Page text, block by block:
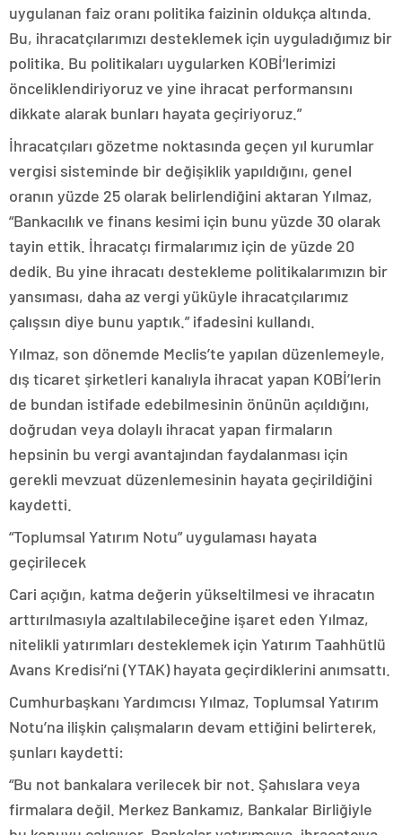
uygulanan faiz oranı politika faizinin oldukça altında.
Bu, ihracatçılarımızı desteklemek için uyguladığımız bir
politika. Bu politikaları uygularken KOBİ’lerimizi
önceliklendiriyoruz ve yine ihracat performansını
dikkate alarak bunları hayata geçiriyoruz.”
İhracatçıları gözetme noktasında geçen yıl kurumlar
vergisi sisteminde bir değişiklik yapıldığını, genel
oranın yüzde 25 olarak belirlendiğini aktaran Yılmaz,
“Bankacılık ve finans kesimi için bunu yüzde 30 olarak
tayin ettik. İhracatçı firmalarımız için de yüzde 20
dedik. Bu yine ihracatı destekleme politikalarımızın bir
yansıması, daha az vergi yüküyle ihracatçılarımız
çalışsın diye bunu yaptık.” ifadesini kullandı.
Yılmaz, son dönemde Meclis’te yapılan düzenlemeyle,
dış ticaret şirketleri kanalıyla ihracat yapan KOBİ’lerin
de bundan istifade edebilmesinin önünün açıldığını,
doğrudan veya dolaylı ihracat yapan firmaların
hepsinin bu vergi avantajından faydalanması için
gerekli mevzuat düzenlemesinin hayata geçirildiğini
kaydetti.
“Toplumsal Yatırım Notu” uygulaması hayata
geçirilecek
Cari açığın, katma değerin yükseltilmesi ve ihracatın
arttırılmasıyla azaltılabileceğine işaret eden Yılmaz,
nitelikli yatırımları desteklemek için Yatırım Taahhütlü
Avans Kredisi’ni (YTAK) hayata geçirdiklerini anımsattı.
Cumhurbaşkanı Yardımcısı Yılmaz, Toplumsal Yatırım
Notu’na ilişkin çalışmaların devam ettiğini belirterek,
şunları kaydetti:
“Bu not bankalara verilecek bir not. Şahıslara veya
firmalara değil. Merkez Bankamız, Bankalar Birliğiyle